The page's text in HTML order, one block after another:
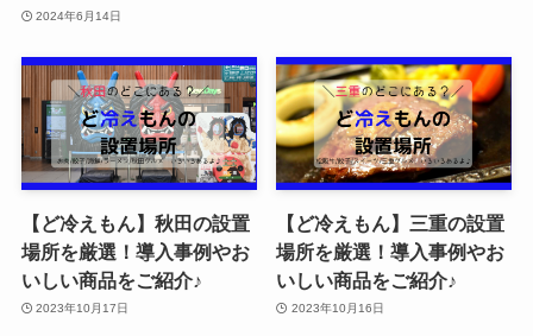
2024年6月14日
【ど冷えもん】秋田の設置
場所を厳選！導入事例やお
いしい商品をご紹介♪
2023年10月17日
【ど冷えもん】三重の設置
場所を厳選！導入事例やお
いしい商品をご紹介♪
2023年10月16日